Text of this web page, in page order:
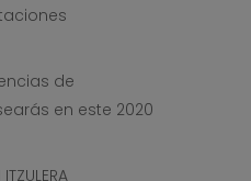
de
en este 2020